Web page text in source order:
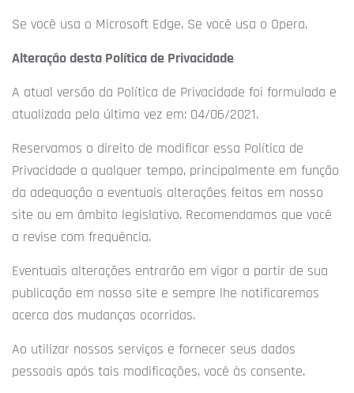
Se você usa o Microsoft Edge. Se você usa o Opera.
Alteração desta Política de Privacidade
A atual versão da Política de Privacidade foi formulada e
atualizada pela última vez em: 04/06/2021.
Reservamos o direito de modificar essa Política de
Privacidade a qualquer tempo, principalmente em função
da adequação a eventuais alterações feitas em nosso
site ou em âmbito legislativo. Recomendamos que você
a revise com frequência.
Eventuais alterações entrarão em vigor a partir de sua
publicação em nosso site e sempre lhe notificaremos
acerca das mudanças ocorridas.
Ao utilizar nossos serviços e fornecer seus dados
pessoais após tais modificações, você às consente.